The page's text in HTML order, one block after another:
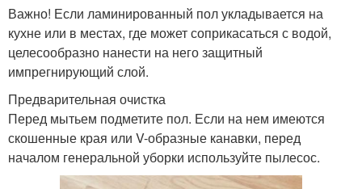
Важно! Если ламинированный пол укладывается на
кухне или в местах, где может соприкасаться с водой,
целесообразно нанести на него защитный
импрегнирующий слой.
Предварительная очистка
Перед мытьем подметите пол. Если на нем имеются
скошенные края или V-образные канавки, перед
началом генеральной уборки используйте пылесос.